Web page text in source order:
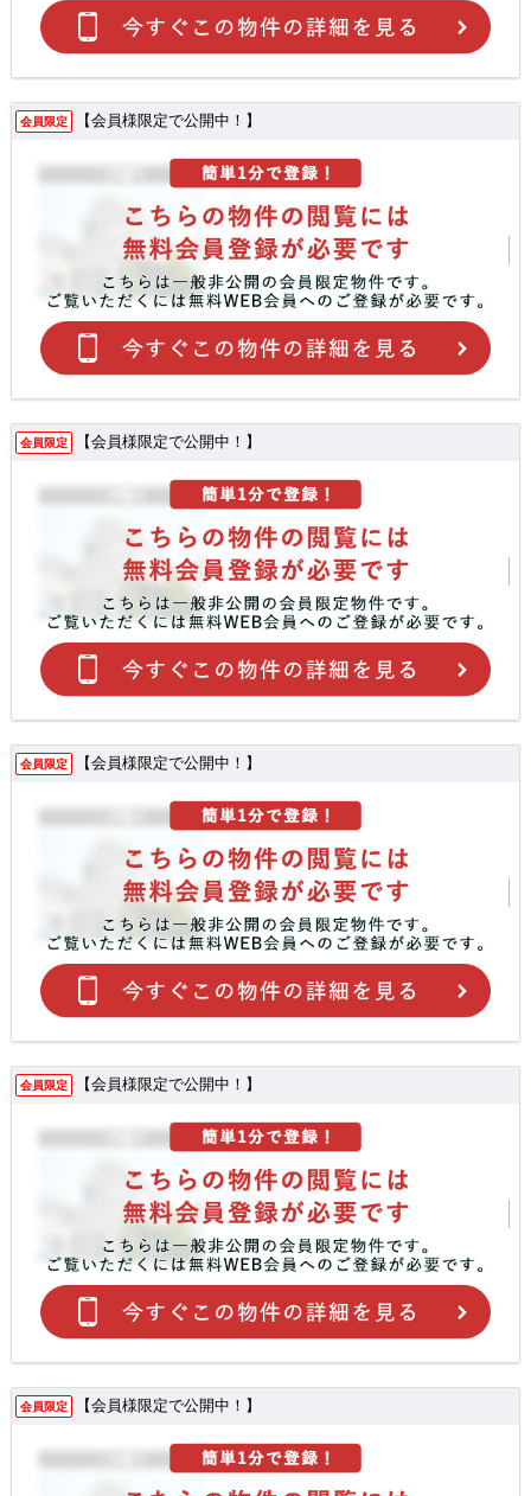
会員限定 【会員様限定で公開中！】
会員限定 【会員様限定で公開中！】
会員限定 【会員様限定で公開中！】
会員限定 【会員様限定で公開中！】
会員限定 【会員様限定で公開中！】